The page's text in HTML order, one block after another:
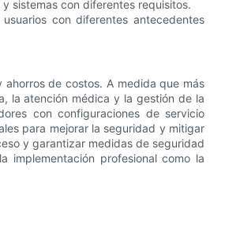
sistemas con diferentes requisitos.
con diferentes antecedentes
de costos. A medida que más
la atención médica y la gestión de la
con configuraciones de servicio
para mejorar la seguridad y mitigar
y garantizar medidas de seguridad
implementación profesional como la